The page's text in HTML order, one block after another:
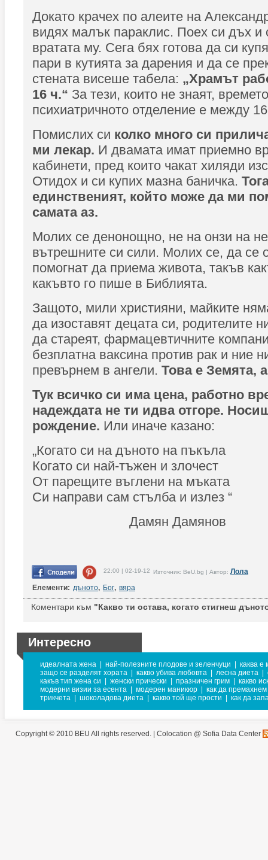
Докато крачех по алеите на
видях малък параклис. Поех си дъх и
вратата му. Сега бях готова да си
пари в кутията за дарения и да се
стената висеше табела: „Храмът
16 ч.“ За тези, които не знаят,
психиатричното отделение е между
Помислих си колко много си
ми лекар. И двамата имат приемно
кабинети, пред които чакат хиляди
Отидох и си купих мазна баничка.
единственият, който може да ми
самата аз.
Молих се денонощно, не на онзи на
вътрешните си сили. Молих се, да се
помогнат да приема живота, такъв
какъвто го пише в Библията.
Защото, мили християни, майките
да изоставят децата си, родителите
да стареят, фармацевтичните
безплатна ваксина против рак и ние
превърнем в ангели. Това е Земята,
Тук всичко си има цена, работно
надеждата не ти идва отгоре.
рождение. Или иначе казано:
„Когато си на дъното на пъкъла
Когато си най-тъжен и злочест
От парещите въглени на мъката
Си направи сам стълба и излез “
Дамян Дамянов
22:00 | 02-19-12 Източник: BeU.bg | Автор: Лола
Елементи: дъното, Бог, вяра
Коментари към "Какво ти остава, когато стигнеш
Интересно
идеалната жена най-полезните плодове и зеленчуци
каква е
защо се разделят хората
какво убива любовта лесна диета
какъв тип жена си
женски прически празничен грим
какво
модерни визии за есента
модерен маникюр
как да
трикчета
шоколадова диета какво той ще прости как да
Copyright © 2010 BEU All rights reserved. | Colocation @ Sofia Data Center